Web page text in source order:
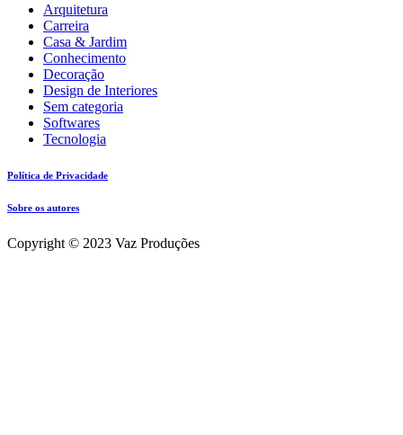
Arquitetura
Carreira
Casa & Jardim
Conhecimento
Decoração
Design de Interiores
Sem categoria
Softwares
Tecnologia
Política de Privacidade
Sobre os autores
Copyright © 2023 Vaz Produções